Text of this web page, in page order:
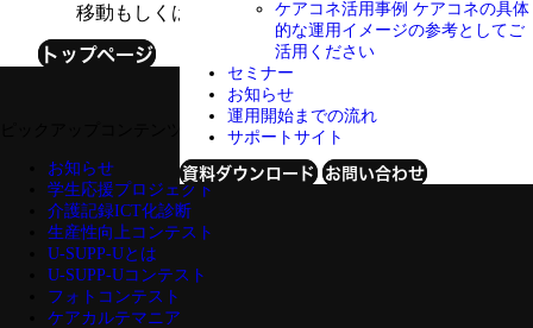
ケアコネ活用事例 ケアコネの具体
的な運用イメージの参考としてご
活用ください
セミナー
お知らせ
運用開始までの流れ
サポートサイト
資料ダウンロード お問い合わせ
移動もしくは削除された可能性があります。
トップページ
お知らせ
学生応援プロジェクト
介護記録ICT化診断
生産性向上コンテスト
U-SUPP-Uとは
U-SUPP-Uコンテスト
フォトコンテスト
ケアカルテマニア